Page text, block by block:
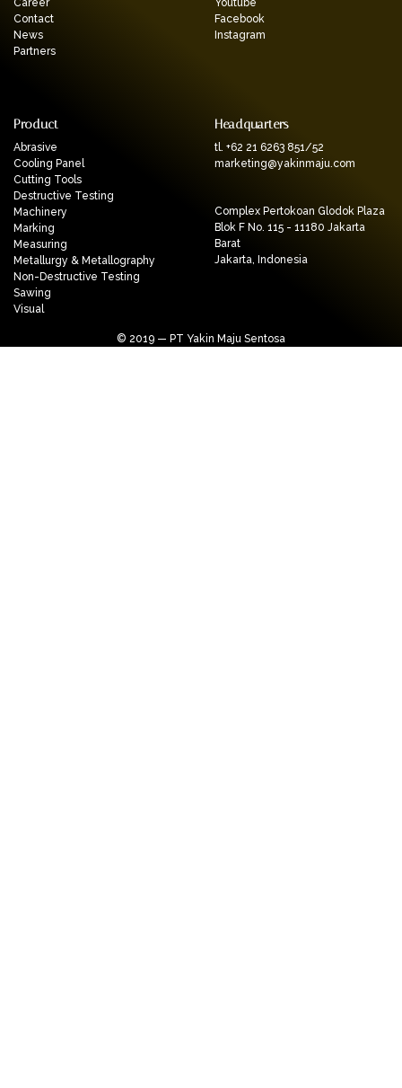
Career
Contact
News
Partners
Youtube
Facebook
Instagram
Product
Abrasive
Cooling Panel
Cutting Tools
Destructive Testing
Machinery
Marking
Measuring
Metallurgy & Metallography
Non-Destructive Testing
Sawing
Visual
Headquarters
tl. +62 21 6263 851/52
marketing@yakinmaju.com
Complex Pertokoan Glodok Plaza
Blok F No. 115 - 11180 Jakarta
Barat
Jakarta, Indonesia
© 2019 — PT Yakin Maju Sentosa